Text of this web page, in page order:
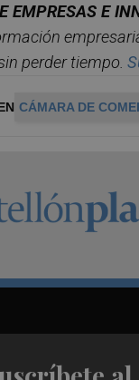
EMPRESAS E
perder tiempo.
CÁMARA DE